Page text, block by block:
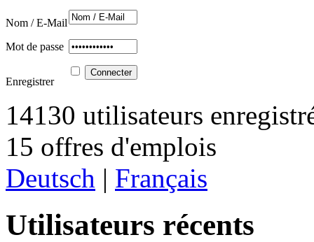
Nom / E-Mail
Mot de passe
Enregistrer
14130 utilisateurs
15 offres d'emplois
Deutsch | Français
Utilisateurs récents